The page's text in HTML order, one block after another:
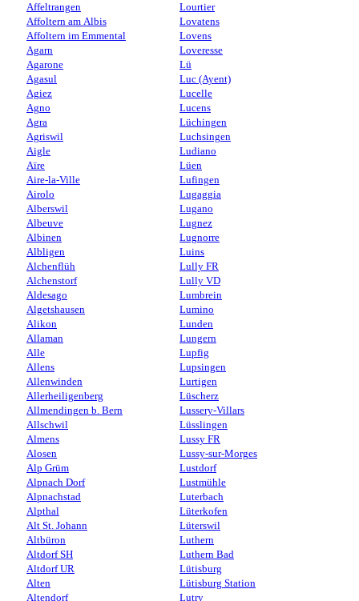
Affeltrangen
Affoltern am Albis
Affoltern im Emmental
Agarn
Agarone
Agasul
Agiez
Agno
Agra
Agriswil
Aigle
Aïre
Aire-la-Ville
Airolo
Alberswil
Albeuve
Albinen
Albligen
Alchenflüh
Alchenstorf
Aldesago
Algetshausen
Alikon
Allaman
Alle
Allens
Allenwinden
Allerheiligenberg
Allmendingen b. Bern
Allschwil
Almens
Alosen
Alp Grüm
Alpnach Dorf
Alpnachstad
Alpthal
Alt St. Johann
Altbüron
Altdorf SH
Altdorf UR
Alten
Altendorf
Lourtier
Lovatens
Lovens
Loveresse
Lü
Luc (Ayent)
Lucelle
Lucens
Lüchingen
Luchsingen
Ludiano
Lüen
Lufingen
Lugaggia
Lugano
Lugnez
Lugnorre
Luins
Lully FR
Lully VD
Lumbrein
Lumino
Lunden
Lungern
Lupfig
Lupsingen
Lurtigen
Lüscherz
Lussery-Villars
Lüsslingen
Lussy FR
Lussy-sur-Morges
Lustdorf
Lustmühle
Luterbach
Lüterkofen
Lüterswil
Luthern
Luthern Bad
Lütisburg
Lütisburg Station
Lutry